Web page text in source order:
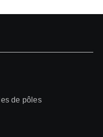
de pôles